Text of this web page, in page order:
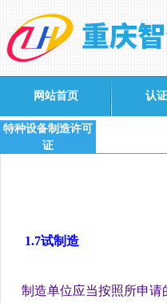
网站首页 认
特种设备制造许可
证
1.7试制造
制造单位应当按照所申